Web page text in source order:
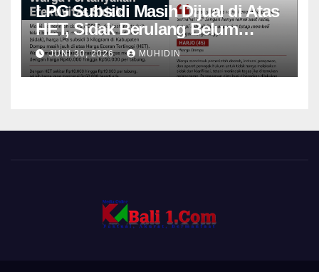
LPG Subsidi Masih Dijual di Atas
HET, Sidak Berulang Belum
Mampu Menekan Harga
JUNI 30, 2026 MUHIDIN